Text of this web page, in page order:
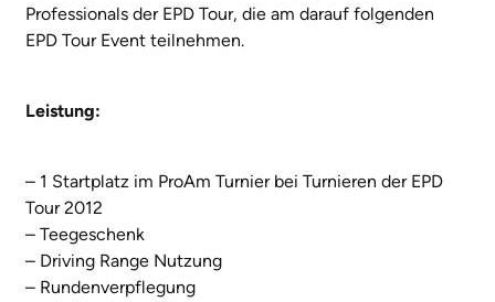
Professionals der EPD Tour, die am darauf folgenden
EPD Tour Event teilnehmen.
Leistung:
– 1 Startplatz im ProAm Turnier bei Turnieren der EPD
Tour 2012
– Teegeschenk
– Driving Range Nutzung
– Rundenverpflegung